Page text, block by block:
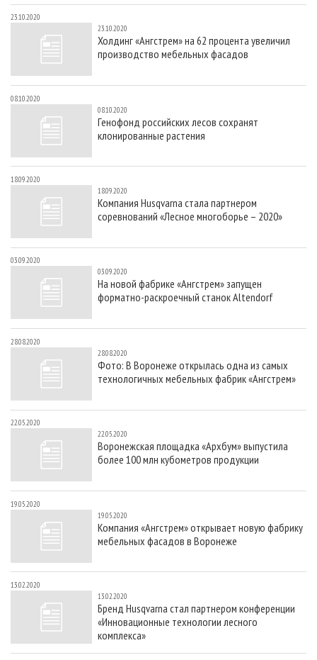
23.10.2020
23.10.2020
Холдинг «Ангстрем» на 62 процента увеличил
производство мебельных фасадов
08.10.2020
08.10.2020
Генофонд российских лесов сохранят
клонированные растения
18.09.2020
18.09.2020
Компания Husqvarna стала партнером
соревнований «Лесное многоборье – 2020»
03.09.2020
03.09.2020
На новой фабрике «Ангстрем» запущен
форматно-раскроечный станок Altendorf
28.08.2020
28.08.2020
Фото: В Воронеже открылась одна из самых
технологичных мебельных фабрик «Ангстрем»
22.05.2020
22.05.2020
Воронежская площадка «Архбум» выпустила
более 100 млн кубометров продукции
19.05.2020
19.05.2020
Компания «Ангстрем» открывает новую фабрику
мебельных фасадов в Воронеже
13.02.2020
13.02.2020
Бренд Husqvarna стал партнером конференции
«Инновационные технологии лесного
комплекса»